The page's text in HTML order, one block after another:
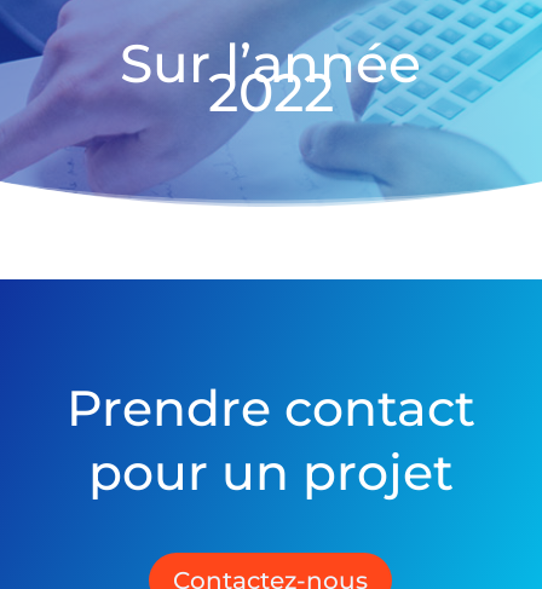
Sur l’année
2022
Prendre contact
pour un projet
Contactez-nous